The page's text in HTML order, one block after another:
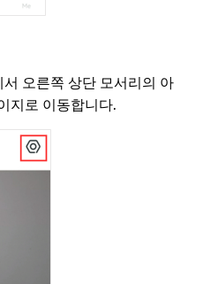
오른쪽 상단 모서리의 아
지로 이동합니다.